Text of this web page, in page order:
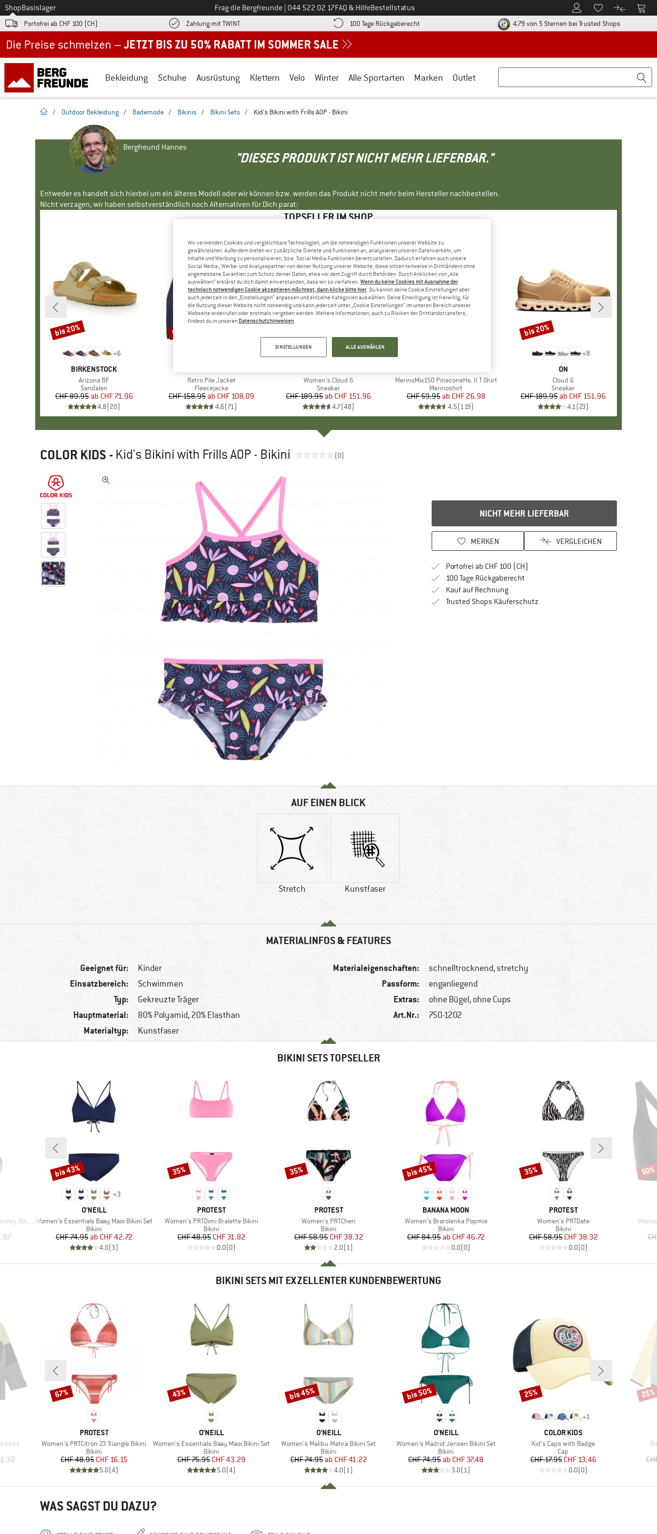
Zum
ShopBasislager Frag die Bergfreunde Ruf uns an unter
044 522 02 17FAQ & HilfeBestellstatus Zum KundenkontoZum Merkzettel.
Zum Zum
Portofrei ab CHF 100 (CH) Zahlung mit TWINTFinde die Zahlungs-Infos hier! Öffnet sich in einer Infobox
100 Tage Rückgaberecht Gehe hier zu den Rückgabe-Richtlinien Öffnet sich in einer Infobox
4.79 von 5 Sternen bei Trusted ShopsFinde alle
Bekleidung Schuhe Ausrüstung Klettern Velo Winter Alle Sportarten Marken Outlet
Startseite
/ Outdoor Bekleidung / Bademode / Bikinis / Bikini Sets / Kid's Bikini with Frills AOP - Bikini
Bergfreund Hannes
"DIESES PRODUKT IST NICHT MEHR LIEFERBAR."
Entweder es handelt sich hierbei um ein älteres Modell oder wir können bzw. werden das Produkt nicht mehr beim Hersteller nachbestellen.
Nicht verzagen, wir haben selbstverständlich noch Alternativen für Dich parat:
TOPSELLER IM SHOP
+6
MARKE
BIRKENSTOCK
Artikel
Arizona BF
Produktgruppe
Sandalen
Preis
CHF 89.95 reduzierter Preis
ab CHF 71.96
4.8(20)
Rabatt
bis 20%
Artikel
Retro Pile Jacket
Produktgruppe
Fleecejacke
Preis
CHF 158.95 reduzierter Preis
ab CHF 108.09
4.6(71)
Rabatt
bis 32%
Artikel
Women's Cloud 6
Produktgruppe
Sneaker
Preis
CHF 189.95 reduzierter Preis
ab CHF 151.96
4.7(48)
Artikel
MerinoMix150 PineconeHe. II T-Shirt
Produktgruppe
Merinoshirt
Preis
CHF 59.95 reduzierter Preis
ab CHF 26.98
4.5(119)
+8
MARKE
ON
Artikel
Cloud 6
Produktgruppe
Sneaker
Preis
CHF 189.95 reduzierter Preis
ab CHF 151.96
4.1(23)
Rabatt
bis 20%
COLOR KIDS - Kid's Bikini with Frills AOP - Bikini (0)
NICHT MEHR LIEFERBAR
MERKEN VERGLEICHEN
Portofrei ab CHF 100 (CH)
100 Tage RückgaberechtGehe hier zu den Rückgabe-Richtlinien
Kauf auf RechnungFinde die Zahlungs-Infos hier! Öffnet sich in
Trusted Shops KäuferschutzFinde alle Infos hier!
AUF EINEN BLICK
Stretch Kunstfaser
MATERIALINFOS & FEATURES
Geeignet für: Kinder
Einsatzbereich: Schwimmen
Typ: Gekreuzte Träger
Hauptmaterial: 80% Polyamid, 20% Elasthan
Materialtyp: Kunstfaser
Materialeigenschaften: schnelltrocknend, stretchy
Passform: enganliegend
Extras: ohne Bügel, ohne Cups
Art.Nr.: 750-1202
BIKINI SETS TOPSELLER
Bikini Set
Preis
+3
MARKE
O'NEILL
Artikel
Women's Essentials Baay Maoi Bikini Set
Produktgruppe
Bikini
Preis
CHF 74.95 reduzierter Preis
ab CHF 42.72
4.0(3)
Rabatt
bis 43%
MARKE
PROTEST
Artikel
Women's PRTDimi Bralette Bikini
Produktgruppe
Bikini
Preis
CHF 48.95reduzierter Preis
CHF 31.82
0.0(0)
Rabatt
35%
MARKE
PROTEST
Artikel
Women's PRTCheri
Produktgruppe
Bikini
Preis
CHF 58.95reduzierter Preis
CHF 38.32
2.0(1)
Rabatt
35%
MARKE
BANANA MOON
Artikel
Women's Brarolenka Popmix
Produktgruppe
Bikini
Preis
CHF 84.95 reduzierter Preis
ab CHF 46.72
0.0(0)
Rabatt
bis 45%
MARKE
PROTEST
Artikel
Women's PRTDate
Produktgruppe
Bikini
Preis
CHF 58.95reduzierter Preis
CHF 38.32
0.0(0)
Rabatt
35%
Artikel
50%
BIKINI SETS MIT EXZELLENTER KUNDENBEWERTUNG
Preis
MARKE
PROTEST
Artikel
Women's PRTCitron 23 Triangle Bikini
Produktgruppe
Bikini
Preis
CHF 48.95reduzierter Preis
CHF 16.15
5.0(4)
Rabatt
67%
MARKE
O'NEILL
Artikel
Women's Essentials Baay Maoi Bikini Set
Produktgruppe
Bikini
Preis
CHF 75.95 reduzierter Preis
CHF 43.29
5.0(4)
Rabatt
43%
MARKE
O'NEILL
Artikel
Women's Malibu Matira Bikini Set
Produktgruppe
Bikini
Preis
CHF 74.95 reduzierter Preis
ab CHF 41.22
4.0(1)
Rabatt
bis 45%
MARKE
O'NEILL
Artikel
Women's Madrid Jensen Bikini Set
Produktgruppe
Bikini
Preis
CHF 74.95 reduzierter Preis
ab CHF 37.48
3.0(1)
Rabatt
bis 50%
+1
MARKE
COLOR KIDS
Artikel
Kid's Caps with Badge
Produktgruppe
Cap
Preis
CHF 17.95 reduzierter Preis
CHF 13.46
0.0(0)
Rabatt
25% 25%
WAS SAGST DU DAZU?
Wir verwenden Cookies und vergleichbare Technologien, um die notwendigen Funktionen unserer Website zu
gewährleisten. Außerdem bieten wir zusätzliche Dienste und Funktionen an, analysieren unseren Datenverkehr, um
Inhalte und Werbung zu personalisieren, bzw. Social Media-Funktionen bereitzustellen. Dadurch erfahren auch unsere
Social Media-, Werbe- und Analysepartner von deiner Nutzung unserer Website; diese sitzen teilweise in Drittländern ohne
angemessene Garantien zum Schutz deiner Daten, etwa vor dem Zugriff durch Behörden. Durch Anklicken von „Alle
auswählen“ erklärst du dich damit einverstanden, dass wir so verfahren. Wenn du keine Cookies mit Ausnahme der
technisch notwendigen Cookie akzeptieren möchtest, dann klicke bitte hier. Du kannst deine Cookie Einstellungen aber
auch jederzeit in den „Einstellungen“ anpassen und einzelne Kategorien auswählen. Deine Einwilligung ist freiwillig, für
die Nutzung dieser Website nicht notwendig und kann jederzeit unter „Cookie Einstellungen“ im unteren Bereich unserer
Webseite widerrufen oder erstmals vergeben werden. Weitere Informationen, auch zu Risiken der Drittlandstransfers,
findest du in unseren Datenschutzhinweisen.
EINSTELLUNGEN ALLE AUSWÄHLEN